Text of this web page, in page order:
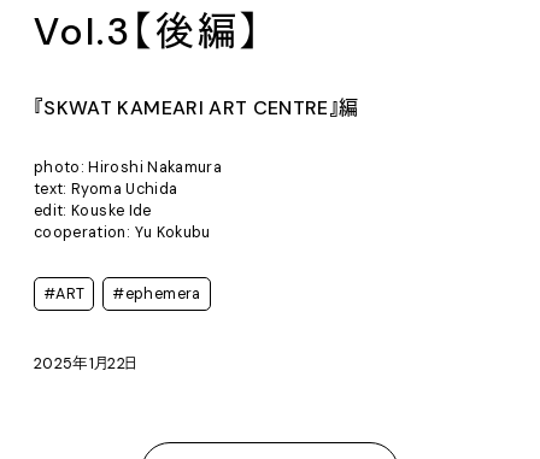
Vol.3【後編】
『SKWAT KAMEARI ART CENTRE』編
photo: Hiroshi Nakamura
text: Ryoma Uchida
edit: Kouske Ide
cooperation: Yu Kokubu
#ART #ephemera
2025年1月22日